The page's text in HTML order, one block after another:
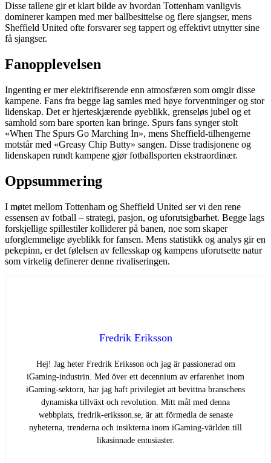
Disse tallene gir et klart bilde av hvordan Tottenham vanligvis
dominerer kampen med mer ballbesittelse og flere sjangser, mens
Sheffield United ofte forsvarer seg tappert og effektivt utnytter sine
få sjangser.
Fanopplevelsen
Ingenting er mer elektrifiserende enn atmosfæren som omgir disse
kampene. Fans fra begge lag samles med høye forventninger og stor
lidenskap. Det er hjerteskjærende øyeblikk, grenseløs jubel og et
samhold som bare sporten kan bringe. Spurs fans synger stolt
«When The Spurs Go Marching In», mens Sheffield-tilhengerne
motstår med «Greasy Chip Butty» sangen. Disse tradisjonene og
lidenskapen rundt kampene gjør fotballsporten ekstraordinær.
Oppsummering
I møtet mellom Tottenham og Sheffield United ser vi den rene
essensen av fotball – strategi, pasjon, og uforutsigbarhet. Begge lags
forskjellige spillestiler kolliderer på banen, noe som skaper
uforglemmelige øyeblikk for fansen. Mens statistikk og analys gir en
pekepinn, er det følelsen av fellesskap og kampens uforutsette natur
som virkelig definerer denne rivaliseringen.
Fredrik Eriksson
Hej! Jag heter Fredrik Eriksson och jag är passionerad om
iGaming-industrin. Med över ett decennium av erfarenhet inom
iGaming-sektorn, har jag haft privilegiet att bevittna branschens
dynamiska tillväxt och revolution. Mitt mål med denna
webbplats, fredrik-eriksson.se, är att förmedla de senaste
nyheterna, trenderna och insikterna inom iGaming-världen till
likasinnade entusiaster.